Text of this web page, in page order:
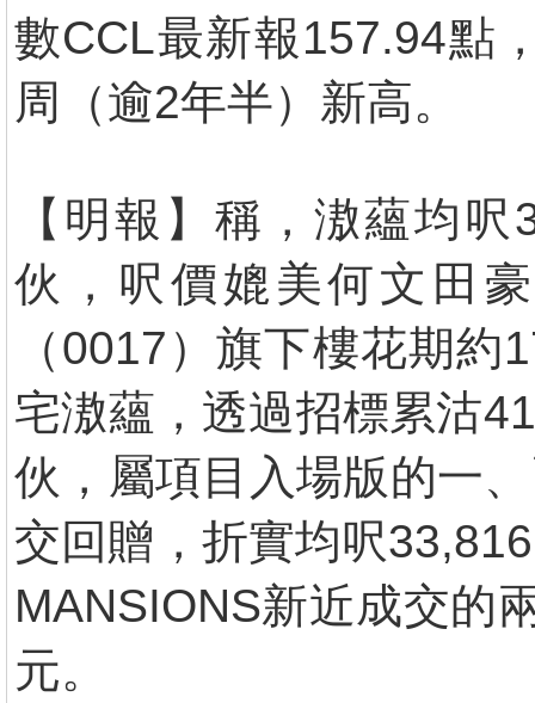
數CCL最新報157.94點
周（逾2年半）新高。
【明報】稱，滶蘊均
伙，呎價媲美何文田
（0017）旗下樓花期
宅滶蘊，透過招標累沽
伙，屬項目入場版的一
交回贈，折實均呎
MANSIONS新近成交的
元。